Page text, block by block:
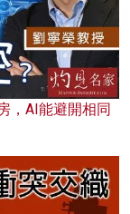
，AI能避開相同